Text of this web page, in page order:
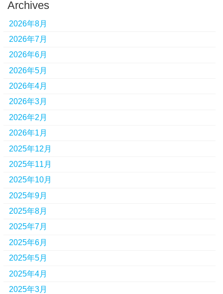
Archives
2026年8月
2026年7月
2026年6月
2026年5月
2026年4月
2026年3月
2026年2月
2026年1月
2025年12月
2025年11月
2025年10月
2025年9月
2025年8月
2025年7月
2025年6月
2025年5月
2025年4月
2025年3月